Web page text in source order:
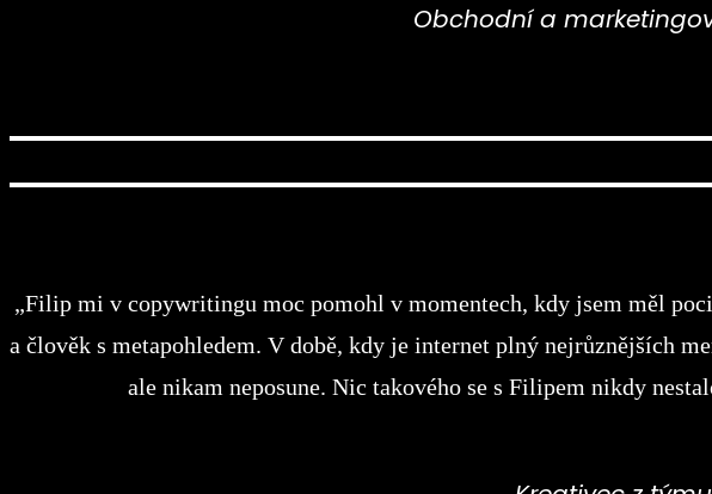
Obchodní a
„Filip mi v copywritingu moc pomohl v momentech, kdy jsem měl
a člověk s metapohledem. V době, kdy je internet plný nejrůznějších
ale nikam neposune. Nic takového se s Filipem nikdy